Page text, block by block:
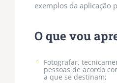
exemplos da aplicação
O que vou
Fotografar,
pessoas de acordo
a que se destinam;